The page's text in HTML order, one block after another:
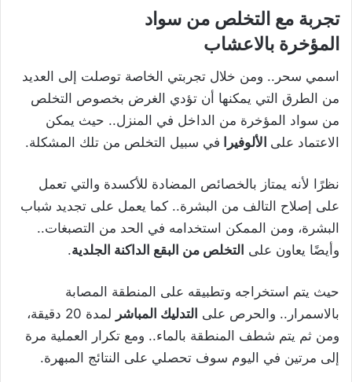
تجربة مع التخلص من سواد
المؤخرة بالاعشاب
اسمي سحر.. ومن خلال تجربتي الخاصة توصلت إلى العديد
من الطرق التي يمكنها أن تؤدي الغرض بخصوص التخلص
من سواد المؤخرة من الداخل في المنزل.. حيث يمكن
الاعتماد على الألوفيرا في سبيل التخلص من تلك المشكلة.
نظرًا لأنه يمتاز بالخصائص المضادة للأكسدة والتي تعمل
على إصلاح التالف من البشرة.. كما يعمل على تجديد شباب
البشرة، ومن الممكن استخدامه في الحد من التصبغات..
وأيضًا يعاون على التخلص من البقع الداكنة الجلدية.
حيث يتم استخراجه وتطبيقه على المنطقة المصابة
بالاسمرار.. والحرص على التدليك المباشر
لمدة 20 دقيقة،
ومن ثم يتم شطف المنطقة بالماء.. ومع تكرار العملية مرة
إلى مرتين في اليوم سوف تحصلي على النتائج المبهرة.